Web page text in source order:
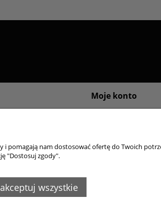
Moje konto
Ustawienia konta
lampy.pl
pomagają nam dostosować ofertę do Twoich
"Dostosuj zgody".
wszystkie